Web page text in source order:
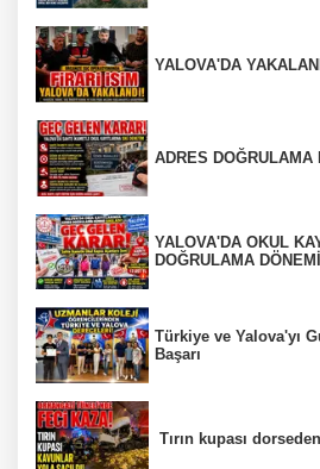
YALOVA'DA
ADRES DOĞRULAMA
YALOVA'DA OKUL
DOĞRULAMA
Türkiye ve Yalova'yı
Başarı
Tırın kupası